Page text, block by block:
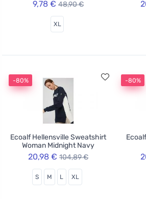
9,78 € 48,90 €
XL
-80%
Ecoalf Hellensville Sweatshirt
Woman Midnight Navy
20,98 € 104,89 €
S M L XL
-80%